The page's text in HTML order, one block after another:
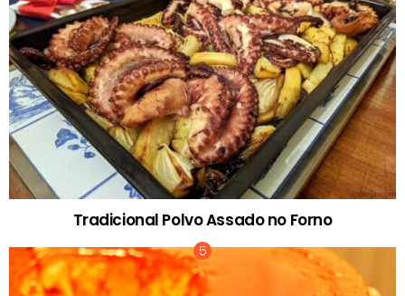
Tradicional Polvo Assado no Forno